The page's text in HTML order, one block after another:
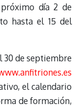
día 2 de
hasta el 15 del
30 de septiembre
el calendario
de formación,